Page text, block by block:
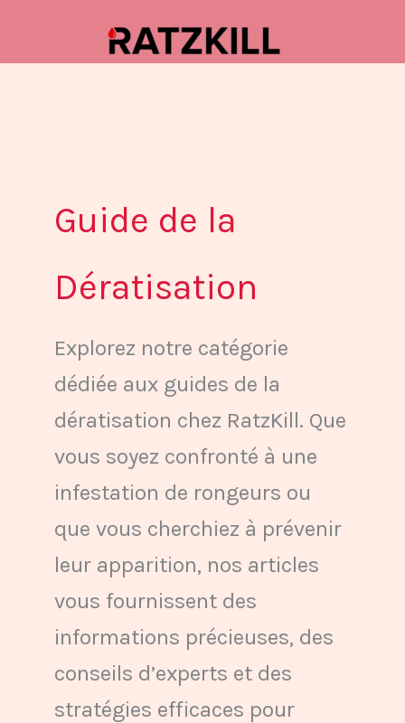
contenu
Guide de la
Dératisation
Explorez notre catégorie
dédiée aux guides de la
dératisation chez RatzKill. Que
vous soyez confronté à une
infestation de rongeurs ou
que vous cherchiez à prévenir
leur apparition, nos articles
vous fournissent des
informations précieuses, des
conseils d’experts et des
stratégies efficaces pour